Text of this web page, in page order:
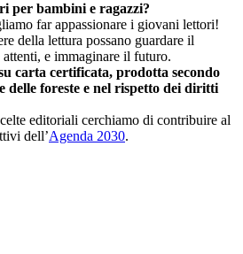
per bambini e ragazzi?
far appassionare i giovani lettori!
della lettura possano guardare il
e immaginare il futuro.
carta certificata, prodotta secondo
delle foreste e nel rispetto dei diritti
editoriali cerchiamo di contribuire al
dell’Agenda 2030.